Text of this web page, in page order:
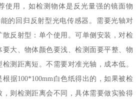
使用，如检测物体是反光量强的镜面物
的回归反射型光电传感器。需要光轴对
反射型：单个使用。可单侧安装，对检
大、物体颜色要浅、检测面要平整、物
测距离短。不需要对准光轴，成本低。
据100*100mm白色纸得出的，如果被检
则检测距离会不同，具体需要做实验得